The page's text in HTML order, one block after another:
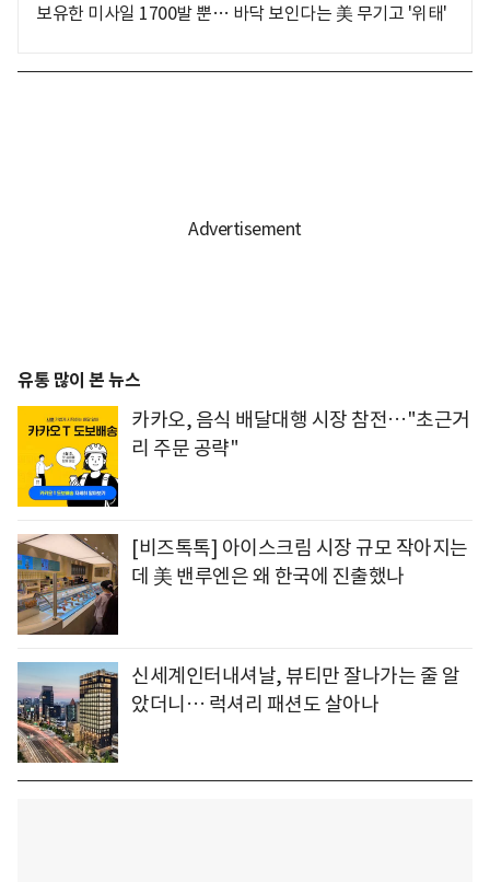
보유한 미사일 1700발 뿐… 바닥 보인다는 美 무기고 '위태'
유통 많이 본 뉴스
카카오, 음식 배달대행 시장 참전…"초근거
리 주문 공략"
[비즈톡톡] 아이스크림 시장 규모 작아지는
데 美 밴루엔은 왜 한국에 진출했나
신세계인터내셔날, 뷰티만 잘나가는 줄 알
았더니… 럭셔리 패션도 살아나